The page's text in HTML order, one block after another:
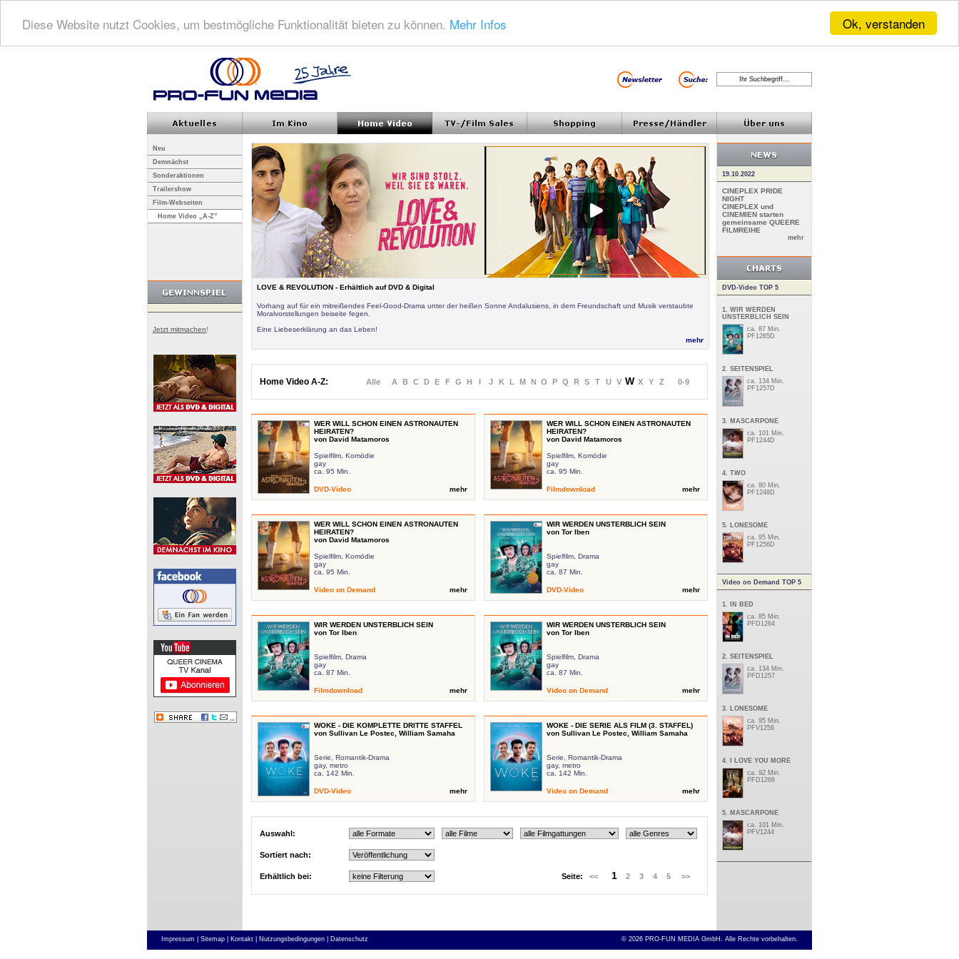
Ok, verstanden
Diese Website nutzt Cookies, um bestmögliche Funktionalität bieten zu können. Mehr Infos
Neu
Demnächst
Sonderaktionen
Trailershow
Film-Webseiten
Home Video „A-Z”
Jetzt mitmachen!
LOVE & REVOLUTION - Erhältlich auf DVD & Digital
Vorhang auf für ein mitreißendes Feel-Good-Drama unter der heißen Sonne Andalusiens, in dem Freundschaft und Musik verstaubte
Moralvorstellungen beiseite fegen.
Eine Liebeserklärung an das Leben!
mehr
Home Video A-Z: Alle A B C D E F G H I J K L M N O P Q R S T U V W X Y Z 0-9
WER WILL SCHON EINEN ASTRONAUTEN
HEIRATEN?
von David Matamoros
Spielfilm, Komödie
gay
ca. 95 Min.
DVD-Video mehr
WER WILL SCHON EINEN ASTRONAUTEN
HEIRATEN?
von David Matamoros
Spielfilm, Komödie
gay
ca. 95 Min.
Filmdownload mehr
WER WILL SCHON EINEN ASTRONAUTEN
HEIRATEN?
von David Matamoros
Spielfilm, Komödie
gay
ca. 95 Min.
Video on Demand mehr
WIR WERDEN UNSTERBLICH SEIN
von Tor Iben
Spielfilm, Drama
gay
ca. 87 Min.
DVD-Video mehr
WIR WERDEN UNSTERBLICH SEIN
von Tor Iben
Spielfilm, Drama
gay
ca. 87 Min.
Filmdownload mehr
WIR WERDEN UNSTERBLICH SEIN
von Tor Iben
Spielfilm, Drama
gay
ca. 87 Min.
Video on Demand mehr
WOKE - DIE KOMPLETTE DRITTE STAFFEL
von Sullivan Le Postec, William Samaha
Serie, Romantik-Drama
gay, metro
ca. 142 Min.
DVD-Video mehr
WOKE - DIE SERIE ALS FILM (3. STAFFEL)
von Sullivan Le Postec, William Samaha
Serie, Romantik-Drama
gay, metro
ca. 142 Min.
Video on Demand mehr
Auswahl:
Sortiert nach:
Erhältlich bei: << 1 2 3 4 5 >>
Seite:
19.10.2022
CINEPLEX PRIDE
NIGHT
CINEPLEX und
CINEMIEN starten
gemeinsame QUEERE
FILMREIHE
mehr
DVD-Video TOP 5
1. WIR WERDEN
UNSTERBLICH SEIN
ca. 87 Min.
PF1265D
2. SEITENSPIEL
ca. 134 Min.
PF1257D
3. MASCARPONE
ca. 101 Min.
PF1244D
4. TWO
ca. 80 Min.
PF1248D
5. LONESOME
ca. 95 Min.
PF1256D
Video on Demand TOP 5
1. IN BED
ca. 85 Min.
PFD1264
2. SEITENSPIEL
ca. 134 Min.
PFD1257
3. LONESOME
ca. 95 Min.
PFV1256
4. I LOVE YOU MORE
ca. 92 Min.
PFD1266
5. MASCARPONE
ca. 101 Min.
PFV1244
Impressum | Sitemap | Kontakt | Nutzungsbedingungen | Datenschutz © 2026 PRO-FUN MEDIA GmbH. Alle Rechte vorbehalten.